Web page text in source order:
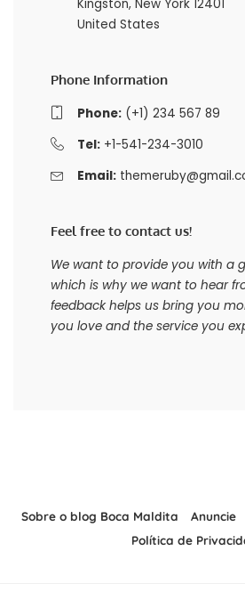
Kingston, New York 12401
United States
Phone Information
Phone:(+1) 234 567 89
Tel:+1-541-234-3010
Email:
Feel free to contact us!
We want to provide you with a
which is why we want to hear
feedback helps us bring you
you love and the service you
Sobre o blog Boca Maldita Anuncie
Política de